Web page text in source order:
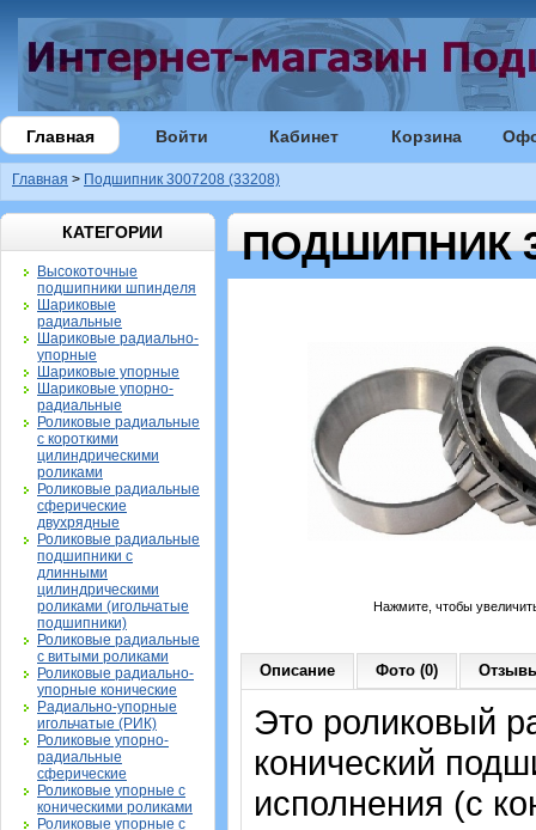
Главная Войти Кабинет Корзина
Главная > Подшипник 3007208 (33208)
КАТЕГОРИИ
Высокоточные
подшипники шпинделя
Шариковые
радиальные
Шариковые радиально-
упорные
Шариковые упорные
Шариковые упорно-
радиальные
Роликовые радиальные
с короткими
цилиндрическими
роликами
Роликовые радиальные
сферические
двухрядные
Роликовые радиальные
подшипники с
длинными
цилиндрическими
роликами (игольчатые
подшипники)
Роликовые радиальные
с витыми роликами
Роликовые радиально-
упорные конические
Радиально-упорные
игольчатые (РИК)
Роликовые упорно-
радиальные
сферические
Роликовые упорные с
коническими роликами
Роликовые упорные с
ПОДШИПНИК
Нажмите, чтобы
Описание Фото (0)
Это роликовый
конический
исполнения (с